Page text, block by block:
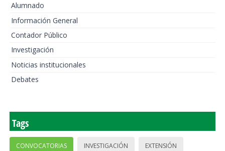
Alumnado
Información General
Contador Público
Investigación
Noticias institucionales
Debates
Tags
CONVOCATORIAS INVESTIGACIÓN EXTENSIÓN